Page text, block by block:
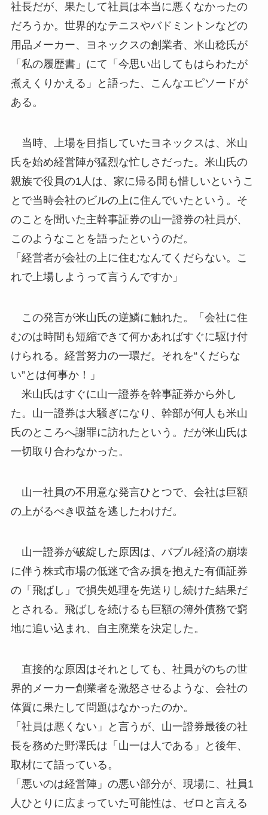
社長だが、果たして社員は本当に悪くなかったの
だろうか。世界的なテニスやバドミントンなどの
用品メーカー、ヨネックスの創業者、米山稔氏が
「私の履歴書」にて「今思い出してもはらわたが
煮えくりかえる」と語った、こんなエピソードが
ある。
当時、上場を目指していたヨネックスは、米山
氏を始め経営陣が猛烈な忙しさだった。米山氏の
親族で役員の1人は、家に帰る間も惜しいというこ
とで当時会社のビルの上に住んでいたという。そ
のことを聞いた主幹事証券の山一證券の社員が、
このようなことを語ったというのだ。
「経営者が会社の上に住むなんてくだらない。こ
れで上場しようって言うんですか」
この発言が米山氏の逆鱗に触れた。「会社に住
むのは時間も短縮できて何かあればすぐに駆け付
けられる。経営努力の一環だ。それを“くだらな
い”とは何事か！」
米山氏はすぐに山一證券を幹事証券から外し
た。山一證券は大騒ぎになり、幹部が何人も米山
氏のところへ謝罪に訪れたという。だが米山氏は
一切取り合わなかった。
山一社員の不用意な発言ひとつで、会社は巨額
の上がるべき収益を逃したわけだ。
山一證券が破綻した原因は、バブル経済の崩壊
に伴う株式市場の低迷で含み損を抱えた有価証券
の「飛ばし」で損失処理を先送りし続けた結果だ
とされる。飛ばしを続けるも巨額の簿外債務で窮
地に追い込まれ、自主廃業を決定した。
直接的な原因はそれとしても、社員がのちの世
界的メーカー創業者を激怒させるような、会社の
体質に果たして問題はなかったのか。
「社員は悪くない」と言うが、山一證券最後の社
長を務めた野澤氏は「山一は人である」と後年、
取材にて語っている。
「悪いのは経営陣」の悪い部分が、現場に、社員1
人ひとりに広まっていた可能性は、ゼロと言える